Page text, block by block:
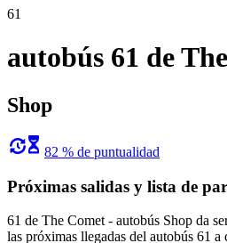
61
autobús 61 de
Shop
82 % de puntualidad
Próximas salidas y lista de
61 de The Comet - autobús Shop da
las próximas llegadas del autobús 61